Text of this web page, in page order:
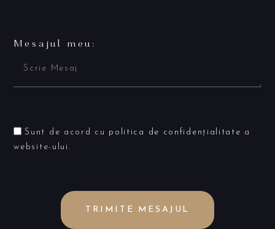
Mesajul meu:
Sunt de acord cu politica de confidențialitate a
website-ului.
TRIMITE MESAJUL